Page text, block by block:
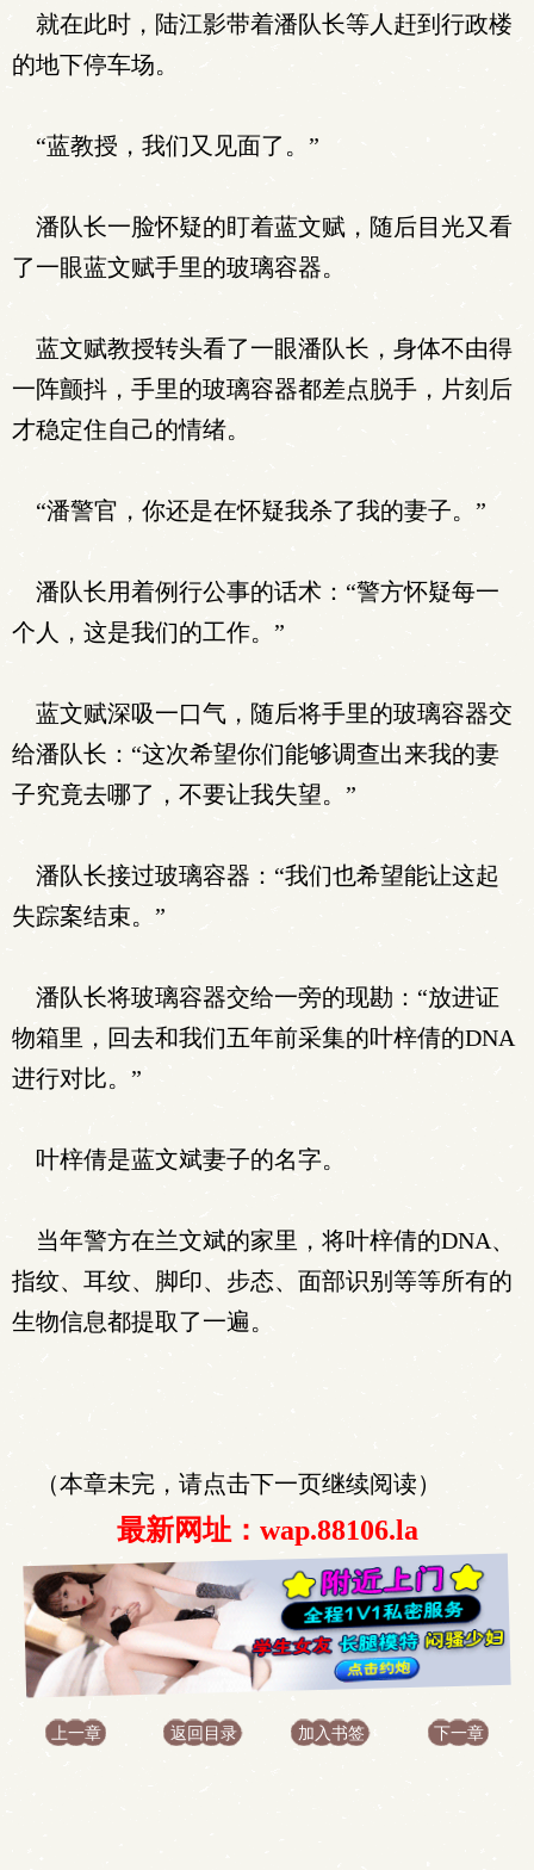
就在此时，陆江影带着潘队长等人赶到行政楼
的地下停车场。
“蓝教授，我们又见面了。”
潘队长一脸怀疑的盯着蓝文赋，随后目光又看
了一眼蓝文赋手里的玻璃容器。
蓝文赋教授转头看了一眼潘队长，身体不由得
一阵颤抖，手里的玻璃容器都差点脱手，片刻后
才稳定住自己的情绪。
“潘警官，你还是在怀疑我杀了我的妻子。”
潘队长用着例行公事的话术：“警方怀疑每一
个人，这是我们的工作。”
蓝文赋深吸一口气，随后将手里的玻璃容器交
给潘队长：“这次希望你们能够调查出来我的妻
子究竟去哪了，不要让我失望。”
潘队长接过玻璃容器：“我们也希望能让这起
失踪案结束。”
潘队长将玻璃容器交给一旁的现勘：“放进证
物箱里，回去和我们五年前采集的叶梓倩的DNA
进行对比。”
叶梓倩是蓝文斌妻子的名字。
当年警方在兰文斌的家里，将叶梓倩的DNA、
指纹、耳纹、脚印、步态、面部识别等等所有的
生物信息都提取了一遍。
（本章未完，请点击下一页继续阅读）
最新网址：wap.88106.la
上一章 返回目录 加入书签 下一章